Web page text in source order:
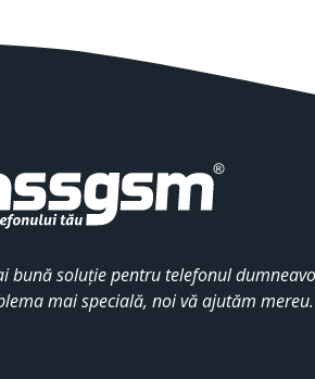
soluție pentru telefonul
mai specială, noi vă ajutăm